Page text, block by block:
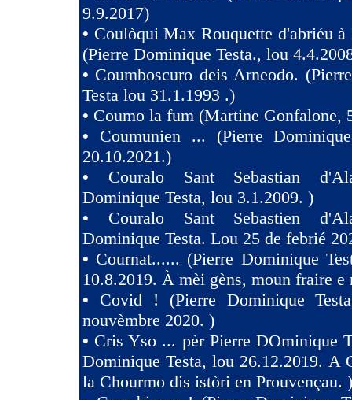
9.9.2017)
• Coulòqui Max Rouquette d'abriéu
(Pierre Dominique Testa., lou
• Coumboscuro deis Arneodo.
Testa lou 31.1.1993 .)
• Coumo la fum (Martine Gonfalone,
• Coumunien ... (Pierre
20.10.2021.)
• Couralo Sant Sebastian
Dominique Testa, lou 3.1.2009. )
• Couralo Sant Sebastien
Dominique Testa. Lou 25 de febrié
• Cournat...... (Pierre Dominique
10.8.2019. À mèi gèns, moun fraire e
• Covid ! (Pierre Dominique
nouvèmbre 2020. )
• Cris Yso ... pèr Pierre DOminique
Dominique Testa, lou 26.12.2019. A
la Chourmo dis istòri en Prouvençau. )